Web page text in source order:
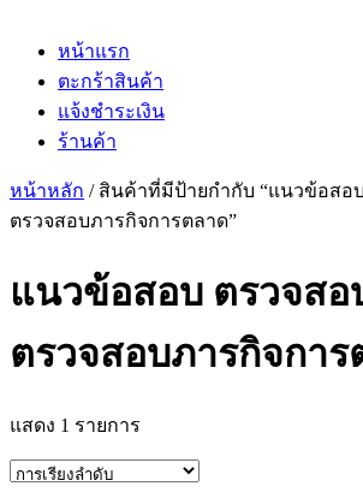
หน้าแรก
ตะกร้าสินค้า
แจ้งชำระเงิน
ร้านค้า
หน้าหลัก / สินค้าที่มีป้ายกำกับ “แนวข้อสอ
ตรวจสอบภารกิจการตลาด”
แนวข้อสอบ ตรวจสอ
ตรวจสอบภารกิจการ
แสดง 1 รายการ